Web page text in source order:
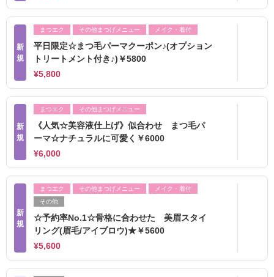
新
規
まつエク その他まつげメニュー メイク・着付
平日限定☆まつ毛パーマクーポン♪(オプション
トリートメント付き♪)￥5800
¥5,800
新
規
まつエク その他まつげメニュー
《人気☆美容液仕上げ》似合わせ まつ毛パ
ーマ☆ナチュラルに可愛く￥6000
¥6,000
新
規
まつエク その他まつげメニュー
メイク・着付
その他
☆予約率No.1☆骨格に合わせた 美眉スタイ
リング(眉毛/アイブロウ)★￥5600
¥5,600